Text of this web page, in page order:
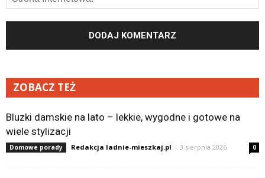
ZOBACZ TEŻ
Bluzki damskie na lato – lekkie, wygodne i gotowe na
wiele stylizacji
Domowe porady Redakcja ladnie-mieszkaj.pl - 3 sierpnia 2026 0